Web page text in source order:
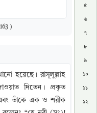
)
হয়েছে। রাসূলুল্লাহ
দিতেন। প্রকৃত
তাঁকে এক ও শরীক
৫
৬
৭
৮
৯
১০
১১
১২